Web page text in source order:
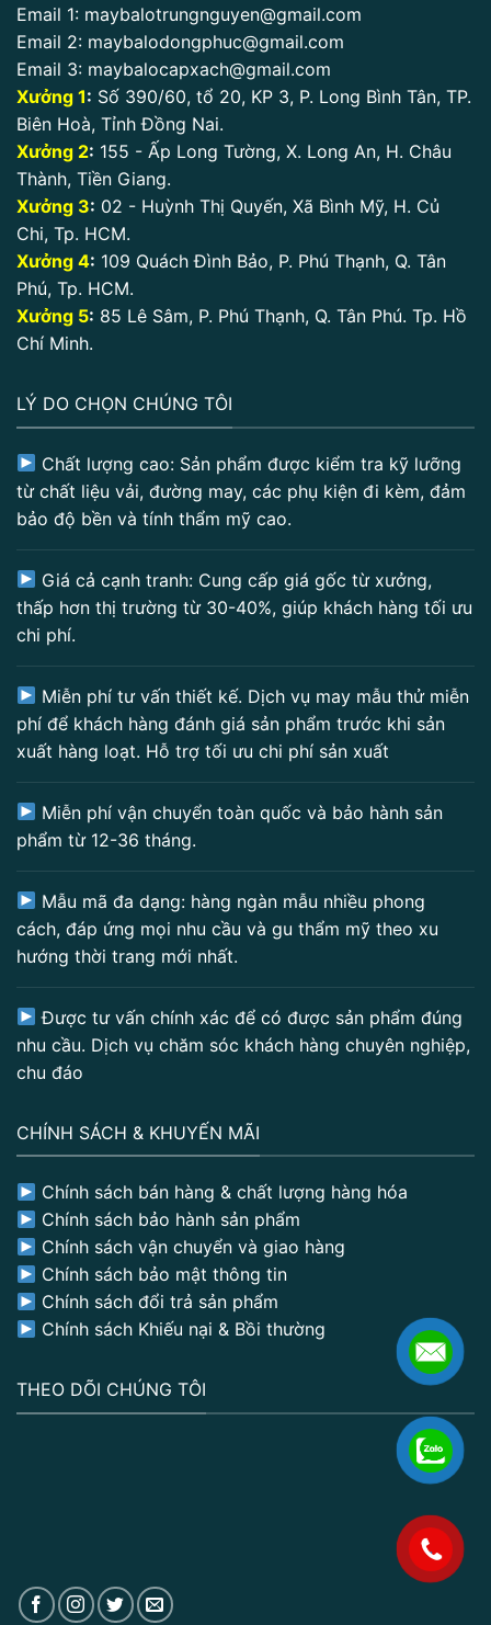
Email 1: maybalotrungnguyen@gmail.com
Email 2: maybalodongphuc@gmail.com
Email 3: maybalocapxach@gmail.com
Xưởng 1: Số 390/60, tổ 20, KP 3, P. Long Bình Tân, TP.
Biên Hoà, Tỉnh Đồng Nai.
Xưởng 2: 155 - Ấp Long Tường, X. Long An, H. Châu
Thành, Tiền Giang.
Xưởng 3: 02 - Huỳnh Thị Quyến, Xã Bình Mỹ, H. Củ
Chi, Tp. HCM.
Xưởng 4: 109 Quách Đình Bảo, P. Phú Thạnh, Q. Tân
Phú, Tp. HCM.
Xưởng 5: 85 Lê Sâm, P. Phú Thạnh, Q. Tân Phú. Tp. Hồ
Chí Minh.
LÝ DO CHỌN CHÚNG TÔI
Chất lượng cao: Sản phẩm được kiểm tra kỹ lưỡng
từ chất liệu vải, đường may, các phụ kiện đi kèm, đảm
bảo độ bền và tính thẩm mỹ cao.
Giá cả cạnh tranh: Cung cấp giá gốc từ xưởng,
thấp hơn thị trường từ 30-40%, giúp khách hàng tối ưu
chi phí.
Miễn phí tư vấn thiết kế. Dịch vụ may mẫu thử miễn
phí để khách hàng đánh giá sản phẩm trước khi sản
xuất hàng loạt. Hỗ trợ tối ưu chi phí sản xuất
Miễn phí vận chuyển toàn quốc và bảo hành sản
phẩm từ 12-36 tháng.
Mẫu mã đa dạng: hàng ngàn mẫu nhiều phong
cách, đáp ứng mọi nhu cầu và gu thẩm mỹ theo xu
hướng thời trang mới nhất.
Được tư vấn chính xác để có được sản phẩm đúng
nhu cầu. Dịch vụ chăm sóc khách hàng chuyên nghiệp,
chu đáo
CHÍNH SÁCH & KHUYẾN MÃI
Chính sách bán hàng & chất lượng hàng hóa
Chính sách bảo hành sản phẩm
Chính sách vận chuyển và giao hàng
Chính sách bảo mật thông tin
Chính sách đổi trả sản phẩm
Chính sách Khiếu nại & Bồi thường
THEO DÕI CHÚNG TÔI
.